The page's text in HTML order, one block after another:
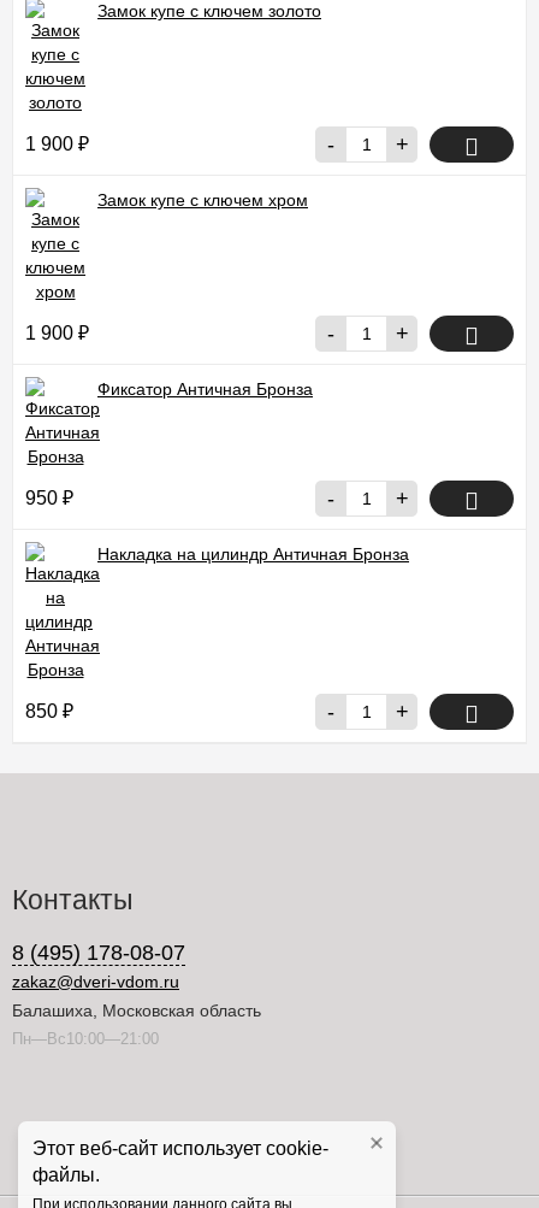
Замок купе с ключем золото
1 900 ₽ - +
Замок купе с ключем хром
1 900 ₽ - +
Фиксатор Античная Бронза
950 ₽ - +
Накладка на цилиндр Античная Бронза
850 ₽ - +
Контакты
8 (495) 178-08-07
zakaz@dveri-vdom.ru
Балашиха, Московская область
Пн—Вс10:00—21:00
Этот веб-сайт использует cookie-
файлы.
При использовании данного сайта вы